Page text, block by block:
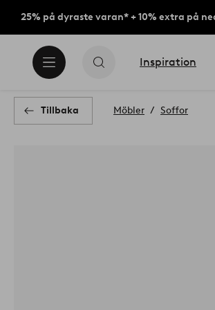
25% på dyraste varan* + 10% extra på
Inspiration
Tillbaka Möbler Soffor